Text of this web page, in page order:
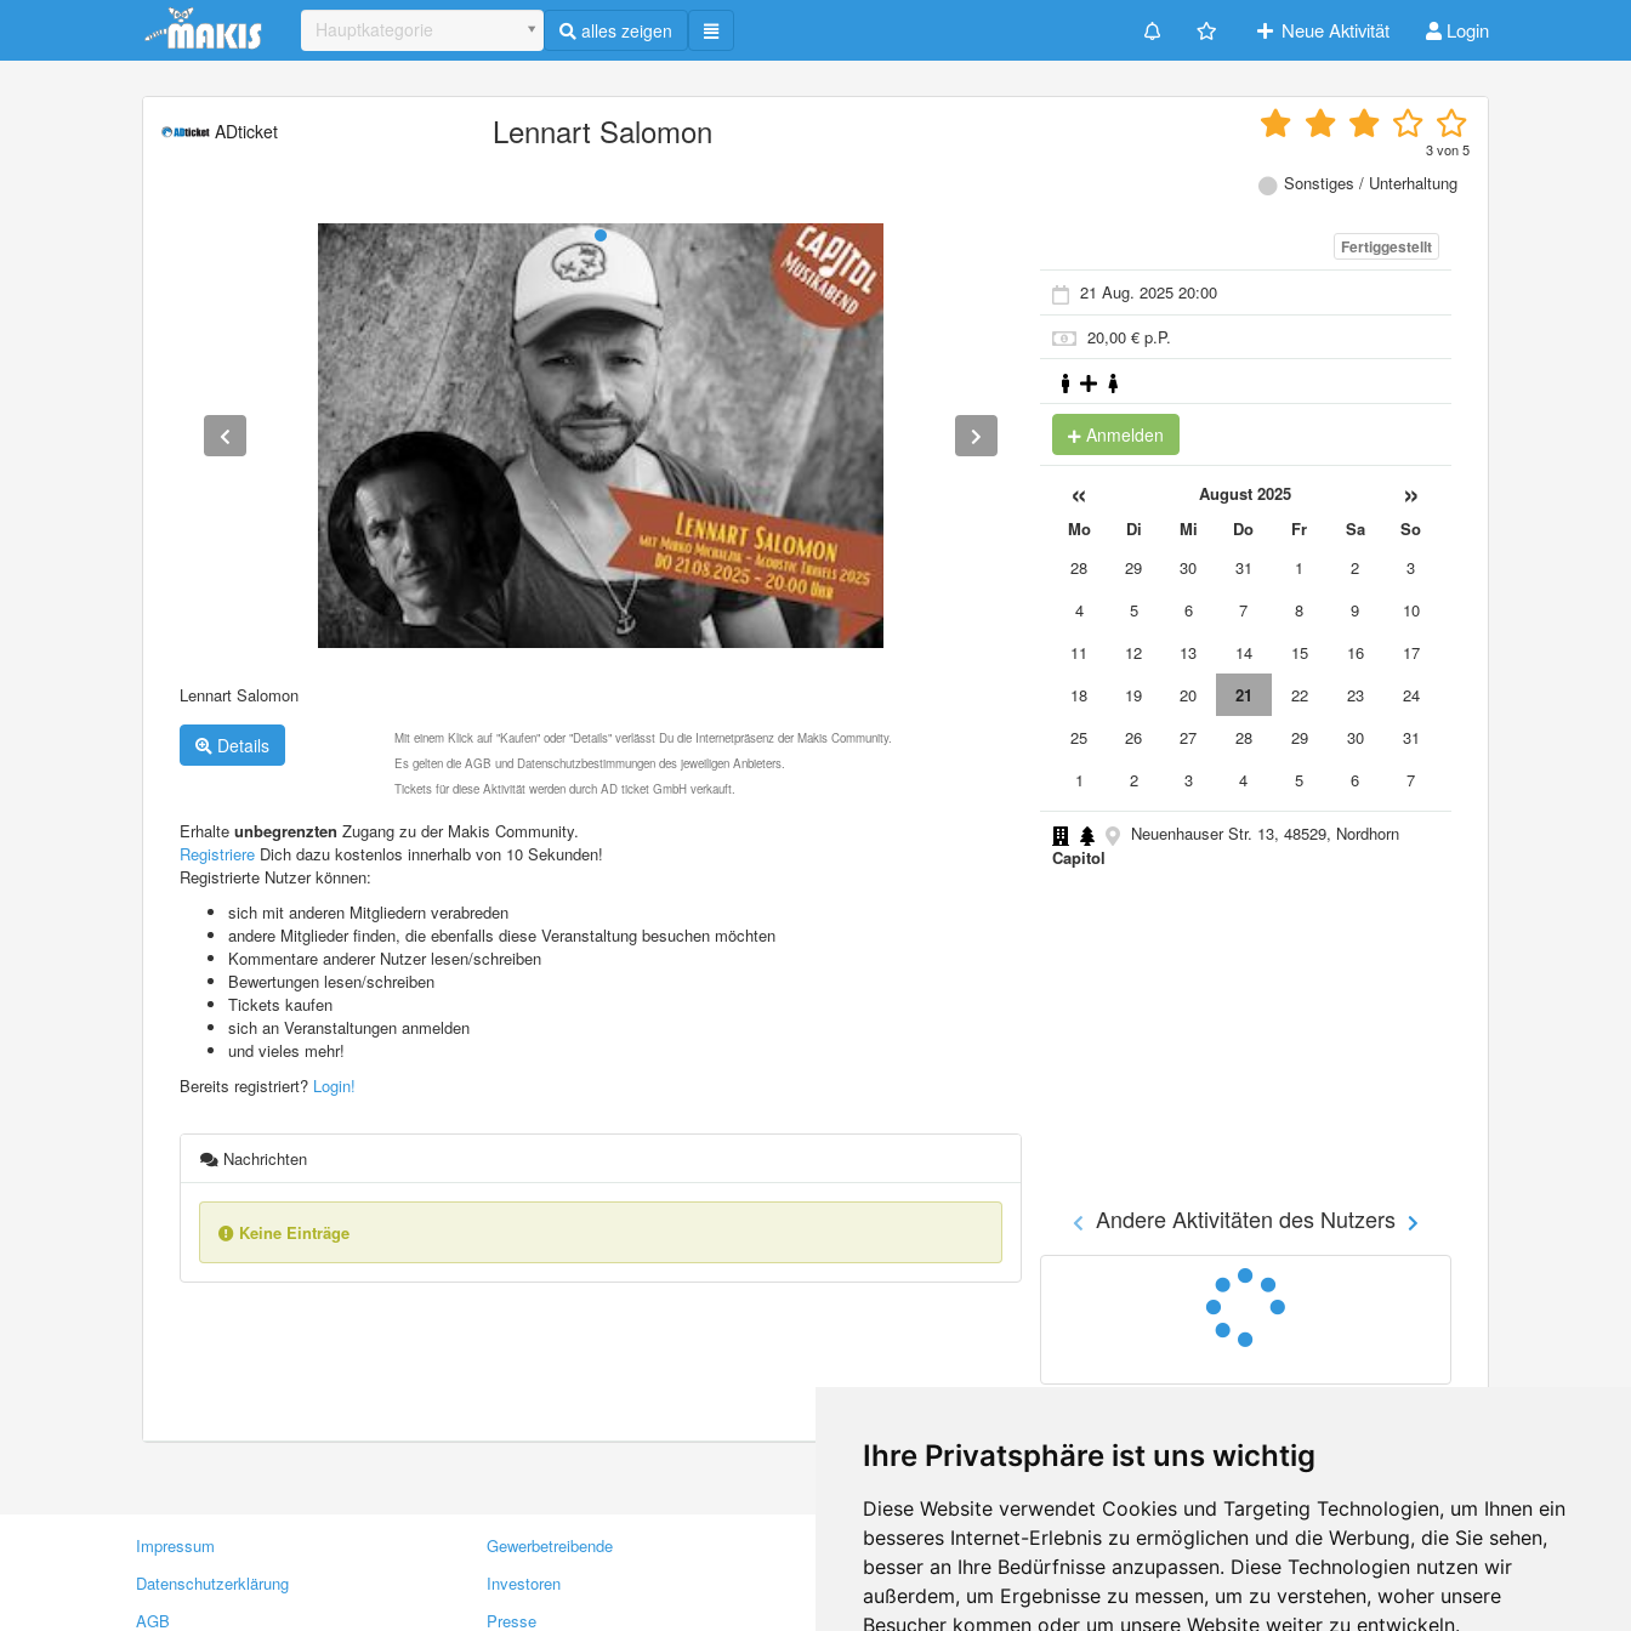
Ihre Privatsphäre ist uns wichtig
Diese Website verwendet Cookies und Targeting Technologien, um Ihnen ein
besseres Internet-Erlebnis zu ermöglichen und die Werbung, die Sie sehen,
besser an Ihre Bedürfnisse anzupassen. Diese Technologien nutzen wir
außerdem, um Ergebnisse zu messen, um zu verstehen, woher unsere
Besucher kommen oder um unsere Website weiter zu entwickeln.
Update cookies preferences
Hauptkategorie alles zeigen Neue Aktivität Login
ADticket Lennart Salomon 3von5
Sonstiges / Unterhaltung
Lennart Salomon
Details
Mit einem Klick auf "Kaufen" oder "Details" verlässt Du die Internetpräsenz der Makis Community.
Es gelten die AGB und Datenschutzbestimmungen des jeweiligen Anbieters.
Tickets für diese Aktivität werden durch AD ticket GmbH verkauft.
Erhalte unbegrenzten Zugang zu der Makis Community.
Registriere Dich dazu kostenlos innerhalb von 10 Sekunden!
Registrierte Nutzer können:
sich mit anderen Mitgliedern verabreden
andere Mitglieder finden, die ebenfalls diese Veranstaltung besuchen möchten
Kommentare anderer Nutzer lesen/schreiben
Bewertungen lesen/schreiben
Tickets kaufen
sich an Veranstaltungen anmelden
und vieles mehr!
Bereits registriert? Login!
Nachrichten
Keine Einträge
Fertiggestellt
21 Aug. 2025 20:00
20,00 € p.P.
Anmelden
« August 2025 »
Mo Di Mi Do Fr Sa
So
28
29 30 31 1 2
3
4
5 6 7 8 9
10
11
12 13 14 15 16
17
18
19 20 21 22 23
24
25
26 27 28 29 30
31
1
2 3 4 5 6 7
Neuenhauser Str. 13, 48529, Nordhorn
Capitol
Andere Aktivitäten des Nutzers
Impressum
Datenschutzerklärung
AGB
Gewerbetreibende
Investoren
Presse
Kontakt
Feedback
Fehler melden
Facebook
Twitter
YouTube